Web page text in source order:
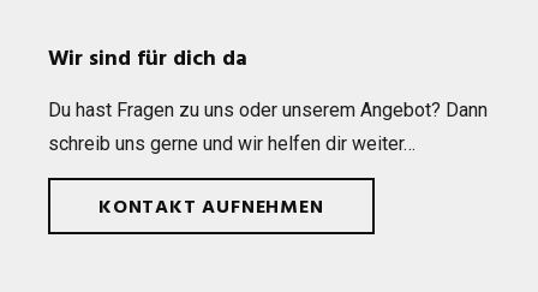
Wir sind für dich da
Du hast Fra­gen zu uns oder unse­rem Ange­bot? Dann
schreib uns gerne und wir hel­fen dir weiter…
KONTAKT AUFNEHMEN